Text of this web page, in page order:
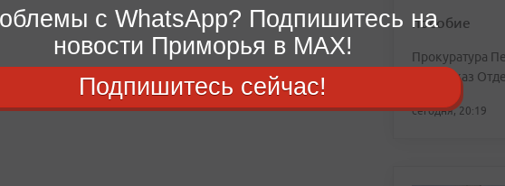
пособие
Прокуратура
суде отказ
сегодня, 20:19
с WhatsApp? Подпишитесь на
новости Приморья в MAX!
Подпишитесь сейчас!